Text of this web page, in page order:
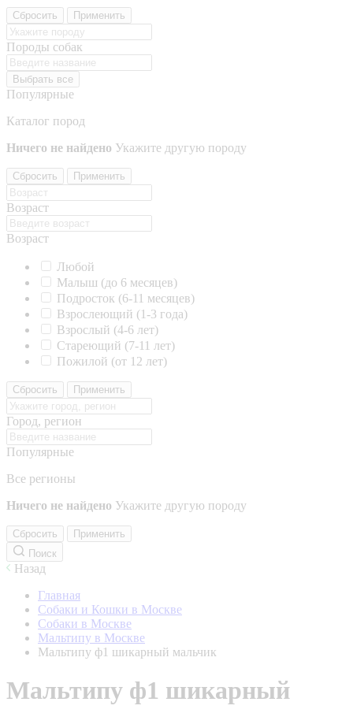
Сбросить Применить
Породы собак
Выбрать все
Популярные
Каталог пород
Ничего не найдено Укажите другую породу
Сбросить Применить
Возраст
Возраст
Любой
Малыш (до 6 месяцев)
Подросток (6-11 месяцев)
Взрослеющий (1-3 года)
Взрослый (4-6 лет)
Стареющий (7-11 лет)
Пожилой (от 12 лет)
Сбросить Применить
Город, регион
Популярные
Все регионы
Ничего не найдено Укажите другую породу
Сбросить
Применить
Поиск
Назад
Главная
Собаки и Кошки в Москве
Собаки в Москве
Мальтипу в Москве
Мальтипу ф1 шикарный мальчик
Мальтипу ф1 шикарный